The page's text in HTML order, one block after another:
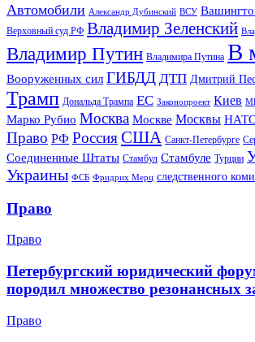
Автомобили Александр Дубинский ВСУ
Верховный суд РФ Владимир Зеленский
Владимир Путин Владимира Путина В
Вооруженных сил ГИБДД ДТП Дмитрий
Трамп Дональда Трампа ЕС Законопроект Киев
Марко Рубио Москва Москве Москвы
Право РФ РоссияСША Санкт-Петербурге
Соединенные Штаты Стамбул Стамбуле Турции
Украины ФСБ Фридрих Мерц следственного
Право
Право
Петербургский юридический
породил множество резонансных
Право